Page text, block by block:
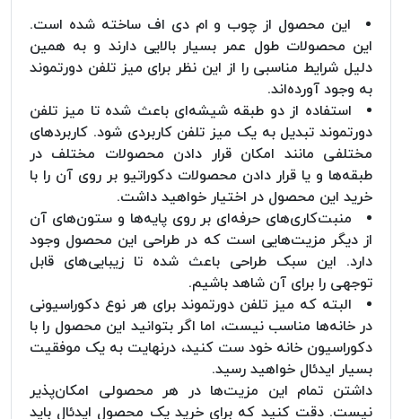
این محصول از چوب و ام دی اف ساخته شده است.
این محصولات طول عمر بسیار بالایی دارند و به همین
دلیل شرایط مناسبی را از این نظر برای میز تلفن دورتموند
به وجود آورده‌اند.
استفاده از دو طبقه شیشه‌ای باعث شده تا میز تلفن
دورتموند تبدیل به یک میز تلفن کاربردی شود. کاربردهای
مختلفی مانند امکان قرار دادن محصولات مختلف در
طبقه‌ها و یا قرار دادن محصولات دکوراتیو بر روی آن را با
خرید این محصول در اختیار خواهید داشت.
منبت‌کاری‌های حرفه‌ای بر روی پایه‌ها و ستون‌های آن
از دیگر مزیت‌هایی است که در طراحی این محصول وجود
دارد. این سبک طراحی باعث شده تا زیبایی‌های قابل
توجهی را برای آن شاهد باشیم.
البته که میز تلفن دورتموند برای هر نوع دکوراسیونی
در خانه‌ها مناسب نیست، اما اگر بتوانید این محصول را با
دکوراسیون خانه خود ست کنید، درنهایت به یک موفقیت
بسیار ایدئال خواهید رسید.
داشتن تمام این مزیت‌ها در هر محصولی امکان‌پذیر
نیست. دقت کنید که برای خرید یک محصول ایدئال باید